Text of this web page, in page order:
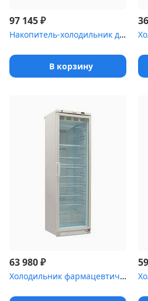
97 145₽
Накопитель-холодильник для временного хранения медицинских отходо...
В корзину
63 980₽
Холодильник фармацевтический Pozis ХФ-400-5